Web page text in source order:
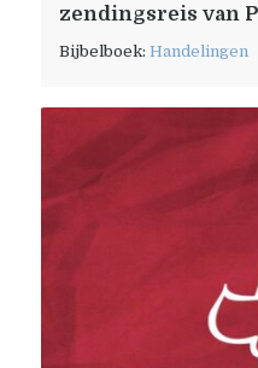
zendingsreis van
Bijbelboek:Handelingen